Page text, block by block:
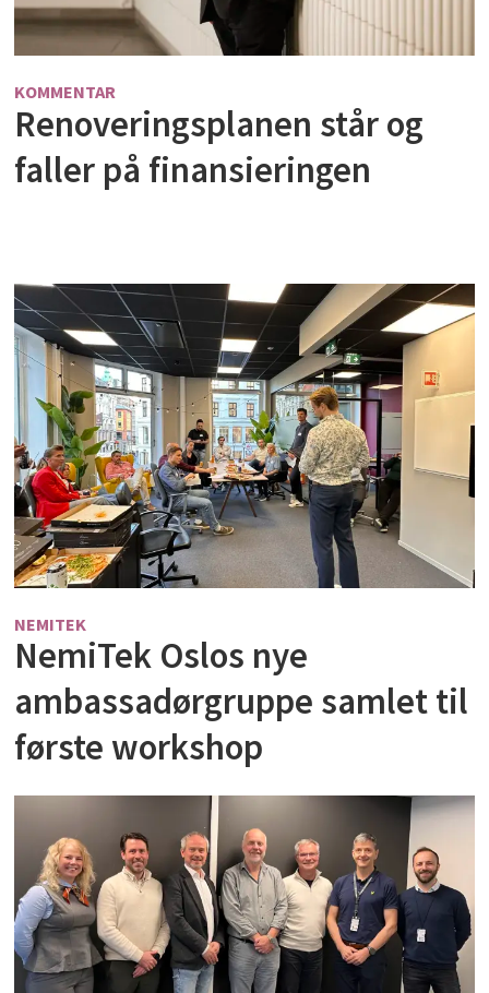
KOMMENTAR
Renoveringsplanen står og
faller på finansieringen
NEMITEK
NemiTek Oslos nye
ambassadørgruppe samlet til
første workshop